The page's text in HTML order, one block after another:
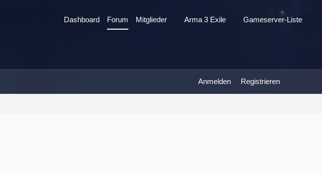
Dashboard Forum Mitglieder Arma 3 Exile Gameserver-Liste
Anmelden Registrieren